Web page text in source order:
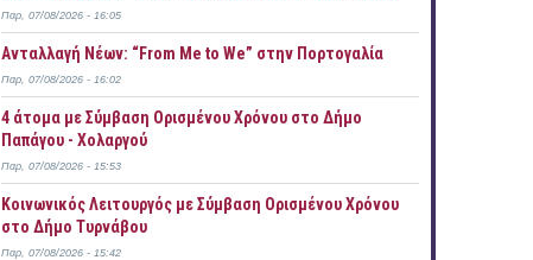
Παρ, 07/08/2026 - 16:05
Ανταλλαγή Νέων: “From Me to We” στην Πορτογαλία
Παρ, 07/08/2026 - 16:02
4 άτομα με Σύμβαση Ορισμένου Χρόνου στο Δήμο
Παπάγου - Χολαργού
Παρ, 07/08/2026 - 15:53
Κοινωνικός Λειτουργός με Σύμβαση Ορισμένου Χρόνου
στο Δήμο Τυρνάβου
Παρ, 07/08/2026 - 15:42